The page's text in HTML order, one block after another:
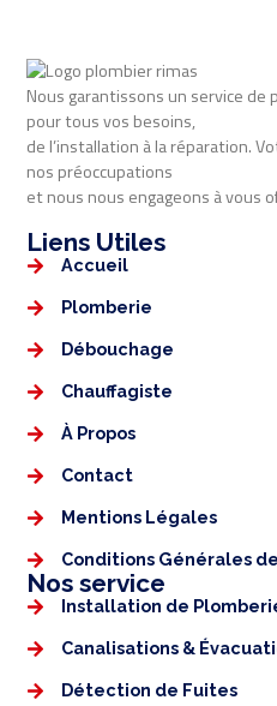
Nous garantissons un service
pour tous vos besoins,
de l’installation à la réparation.
nos préoccupations
et nous nous engageons à vous
Liens Utiles​​
Accueil
Plomberie
Débouchage
Chauffagiste
À Propos
Contact
Mentions Légales​
Conditions Générales
Nos service
Installation de
Canalisations &
Détection de Fuites